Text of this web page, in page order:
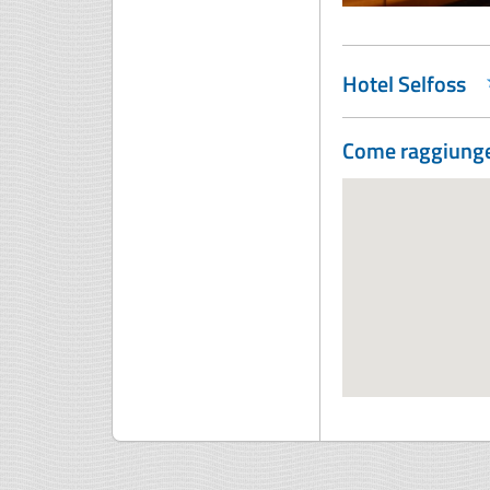
Hotel Selfoss
Come